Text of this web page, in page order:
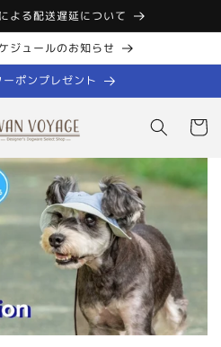
よる配送遅延について
ジュールのお知らせ
ーポンプレゼント
ー